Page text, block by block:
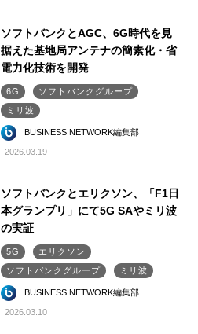
ソフトバンクとAGC、6G時代を見
据えた基地局アンテナの簡素化・省
電力化技術を開発
6G
ソフトバンクグループ
ミリ波
BUSINESS NETWORK編集部
2026.03.19
ソフトバンクとエリクソン、「F1日
本グランプリ」にて5G SAやミリ波
の実証
5G
エリクソン
ソフトバンクグループ
ミリ波
BUSINESS NETWORK編集部
2026.03.10